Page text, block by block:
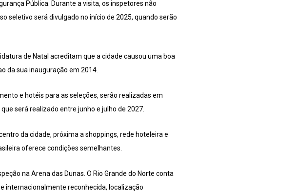
Pública. Durante a visita, os inspetores não
seletivo será divulgado no início de 2025, quando serão
de Natal acreditam que a cidade causou uma boa
da sua inauguração em 2014.
e hotéis para as seleções, serão realizadas em
será realizado entre junho e julho de 2027.
da cidade, próxima a shoppings, rede hoteleira e
oferece condições semelhantes.
na Arena das Dunas. O Rio Grande do Norte conta
internacionalmente reconhecida, localização